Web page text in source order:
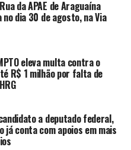
da APAE de Araguaína
dia 30 de agosto, na Via
eleva multa contra o
R$ 1 milhão por falta de
a deputado federal,
já conta com apoios em mais